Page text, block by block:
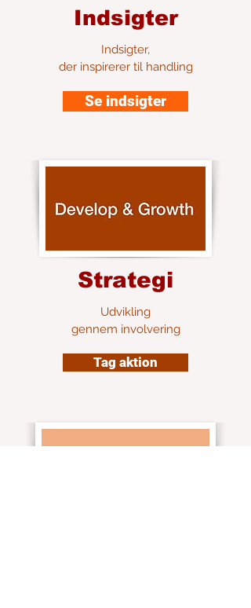
Indsigter
Indsigter,
der inspirerer til handling
Se indsigter
Strategi
Udvikling
gennem involvering
Tag aktion